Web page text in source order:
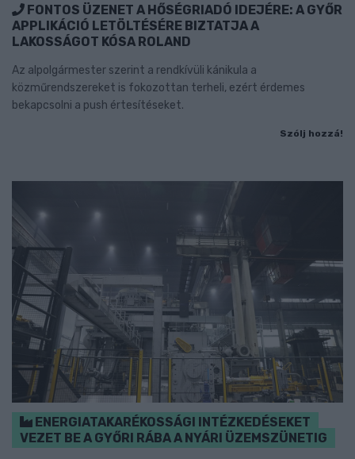
FONTOS ÜZENET A HŐSÉGRIADÓ IDEJÉRE: A GYŐR
APPLIKÁCIÓ LETÖLTÉSÉRE BIZTATJA A
LAKOSSÁGOT KÓSA ROLAND
Az alpolgármester szerint a rendkívüli kánikula a
közműrendszereket is fokozottan terheli, ezért érdemes
bekapcsolni a push értesítéseket.
Szólj hozzá!
ENERGIATAKARÉKOSSÁGI INTÉZKEDÉSEKET
VEZET BE A GYŐRI RÁBA A NYÁRI ÜZEMSZÜNETIG